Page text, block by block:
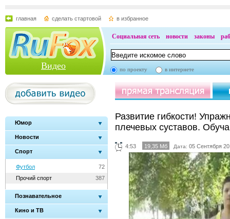
главная сделать стартовой в избранное
Видео
Социальная сеть новости законы
по проекту в интернете
Юмор
Новости
Спорт
72
Футбол
387
Прочий спорт
Познавательное
Кино и ТВ
Развитие гибкости!
плечевых суставов.
4:53 19,35 Мб Дата: 05 Сентября